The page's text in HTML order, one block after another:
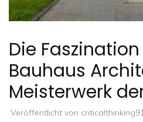
Die
Bauhaus
Meisterwerk
Veröffentlicht von